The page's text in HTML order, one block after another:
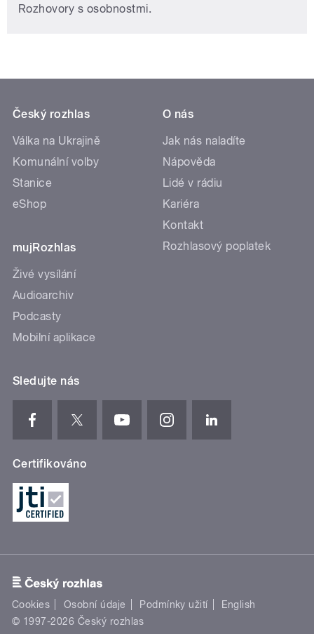
Rozhovory s osobnostmi.
Český rozhlas
Válka na Ukrajině
Komunální volby
Stanice
eShop
mujRozhlas
Živé vysílání
Audioarchiv
Podcasty
Mobilní aplikace
O nás
Jak nás naladíte
Nápověda
Lidé v rádiu
Kariéra
Kontakt
Rozhlasový poplatek
Sledujte nás
Certifikováno
Cookies Osobní údaje Podmínky užití
English
© 1997-2026 Český rozhlas